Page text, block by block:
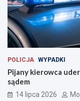
POLICJA WYPADKI
Pijany kierowca
sądem
14 lipca 2026